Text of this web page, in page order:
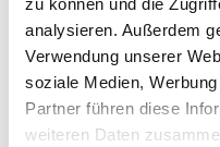
analysieren. Außerdem
Verwendung unserer
soziale Medien,
Partner führen diese
weiteren Daten